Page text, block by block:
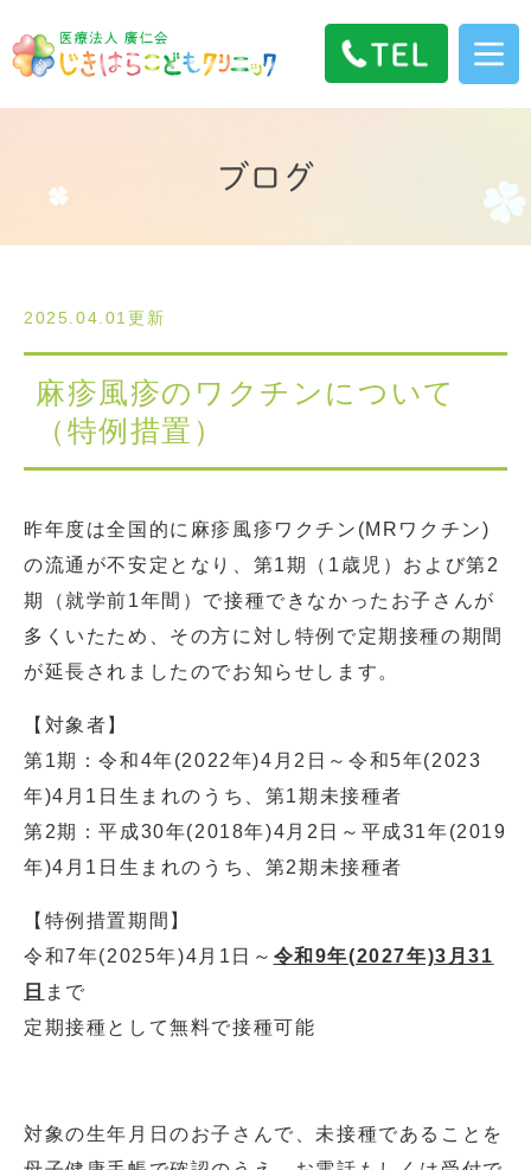
ブログ
2025.04.01更新
麻疹風疹のワクチンについて
（特例措置）
昨年度は全国的に麻疹風疹ワクチン(MRワクチン)
の流通が不安定となり、第1期（1歳児）および第2
期（就学前1年間）で接種できなかったお子さんが
多くいたため、その方に対し特例で定期接種の期間
が延長されましたのでお知らせします。
【対象者】
第1期：令和4年(2022年)4月2日～令和5年(2023
年)4月1日生まれのうち、第1期未接種者
第2期：平成30年(2018年)4月2日～平成31年(2019
年)4月1日生まれのうち、第2期未接種者
【特例措置期間】
令和7年(2025年)4月1日～ 令和9年(2027年)3月31
日 まで
定期接種として無料で接種可能
対象の生年月日のお子さんで、未接種であることを